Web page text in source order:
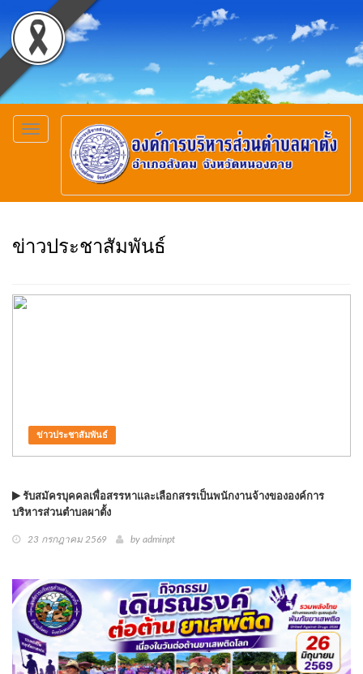
Toggle
navigation
ข่าวประชาสัมพันธ์
ข่าวประชาสัมพันธ์
รับสมัครบุคคลเพื่อสรรหาและเลือกสรรเป็นพนักงานจ้างขององค์การ
บริหารส่วนตำบลผาตั้ง
23 กรกฎาคม 2569 by adminpt